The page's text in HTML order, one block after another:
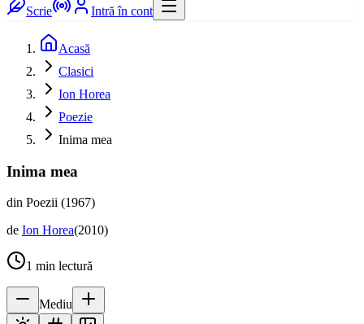
Scrie Intră în cont
Acasă
Clasici
Ion Horea
Poezie
Inima mea
Inima mea
din Poezii (1967)
de Ion Horea(2010)
1 min lectură
Mediu